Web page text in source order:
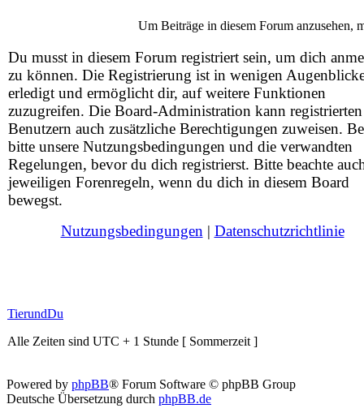
Um Beiträge in diesem Forum anzusehen,
Du musst in diesem Forum registriert sein, um dich
zu können. Die Registrierung ist in wenigen
erledigt und ermöglicht dir, auf weitere Funktionen
zuzugreifen. Die Board-Administration kann registrierten
Benutzern auch zusätzliche Berechtigungen zuweisen.
bitte unsere Nutzungsbedingungen und die verwandten
Regelungen, bevor du dich registrierst. Bitte beachte
jeweiligen Forenregeln, wenn du dich in diesem Board
bewegst.
Nutzungsbedingungen | Datenschutzrichtlinie
TierundDu
Alle Zeiten sind UTC + 1 Stunde [ Sommerzeit ]
Powered by phpBB® Forum Software © phpBB Group
Deutsche Übersetzung durch phpBB.de